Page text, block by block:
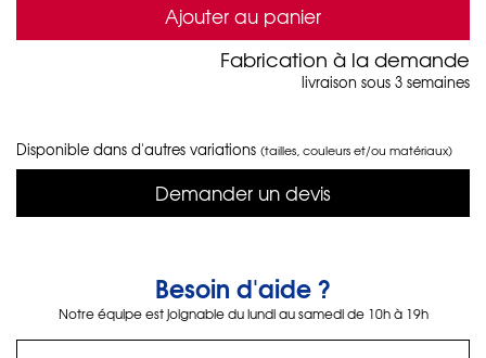
Ajouter au panier
Fabrication à la demande
livraison sous 3 semaines
Disponible dans d'autres variations (tailles, couleurs et/ou matériaux)
Demander un devis
Besoin d'aide ?
Notre équipe est joignable du lundi au samedi de 10h à 19h